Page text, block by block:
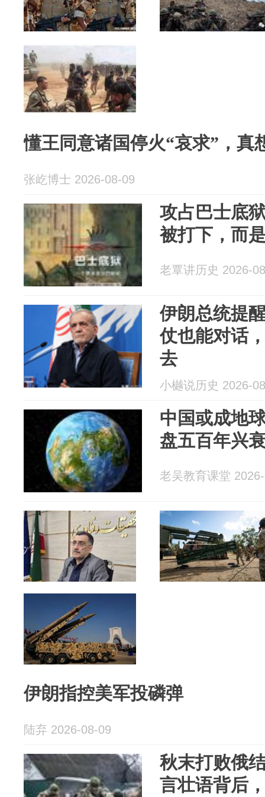
懂王同意诸国停火“哀求”，真
张屹博士 2026-08-09
攻占巴士底
被打下，而
老覃讲历史 2026-
伊朗总统提
仗也能对话
去
小樾说历史 2026-
中国或成地
盘五百年兴
老吴教育课堂
伊朗指控美军投磷弹
陆弃 2026-08-09
秋末打败俄
言壮语背后